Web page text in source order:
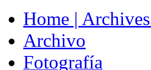
Home |
Archivo
Fotografía